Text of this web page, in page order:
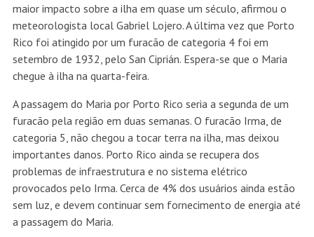
maior impacto sobre a ilha em quase um século, afirmou o
meteorologista local Gabriel Lojero. A última vez que Porto
Rico foi atingido por um furacão de categoria 4 foi em
setembro de 1932, pelo San Ciprián. Espera-se que o Maria
chegue à ilha na quarta-feira.
A passagem do Maria por Porto Rico seria a segunda de um
furacão pela região em duas semanas. O furacão Irma, de
categoria 5, não chegou a tocar terra na ilha, mas deixou
importantes danos. Porto Rico ainda se recupera dos
problemas de infraestrutura e no sistema elétrico
provocados pelo Irma. Cerca de 4% dos usuários ainda estão
sem luz, e devem continuar sem fornecimento de energia até
a passagem do Maria.